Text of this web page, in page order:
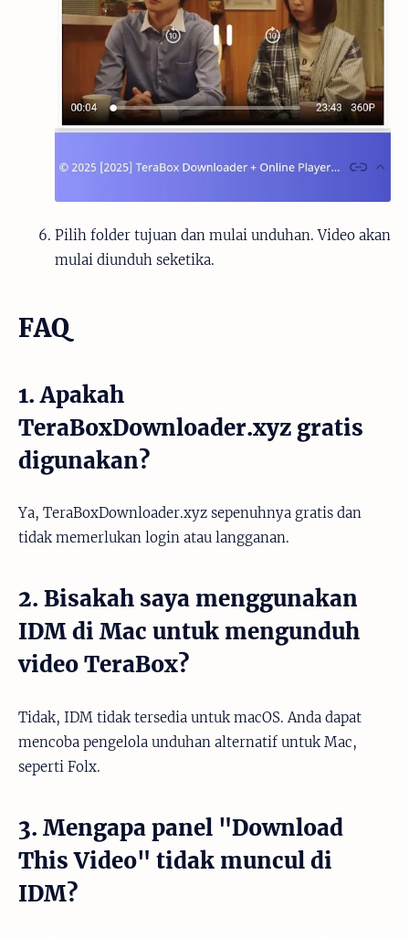
Pilih folder tujuan dan mulai unduhan. Video akan
mulai diunduh seketika.
FAQ
1. Apakah
TeraBoxDownloader.xyz gratis
digunakan?
Ya, TeraBoxDownloader.xyz sepenuhnya gratis dan
tidak memerlukan login atau langganan.
2. Bisakah saya menggunakan
IDM di Mac untuk mengunduh
video TeraBox?
Tidak, IDM tidak tersedia untuk macOS. Anda dapat
mencoba pengelola unduhan alternatif untuk Mac,
seperti Folx.
3. Mengapa panel "Download
This Video" tidak muncul di
IDM?